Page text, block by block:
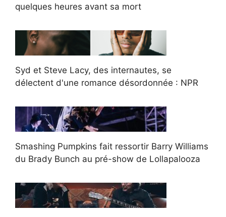
quelques heures avant sa mort
Syd et Steve Lacy, des internautes, se
délectent d'une romance désordonnée : NPR
Smashing Pumpkins fait ressortir Barry Williams
du Brady Bunch au pré-show de Lollapalooza